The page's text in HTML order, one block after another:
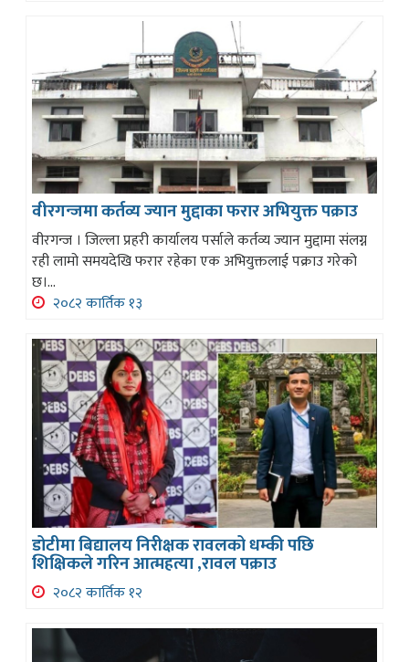
वीरगन्जमा कर्तव्य ज्यान मुद्दाका फरार अभियुक्त पक्राउ
वीरगन्ज । जिल्ला प्रहरी कार्यालय पर्साले कर्तव्य ज्यान मुद्दामा संलग्न
रही लामो समयदेखि फरार रहेका एक अभियुक्तलाई पक्राउ गरेको
छ।...
२०८२ कार्तिक १३
डोटीमा बिद्यालय निरीक्षक रावलको धम्की पछि
शिक्षिकले गरिन आत्महत्या ,रावल पक्राउ
२०८२ कार्तिक १२